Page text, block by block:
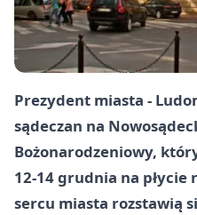
Prezydent miasta -
sądeczan na
Bożonarodzeniowy,
12-14 grudnia na płycie
sercu miasta rozstawią